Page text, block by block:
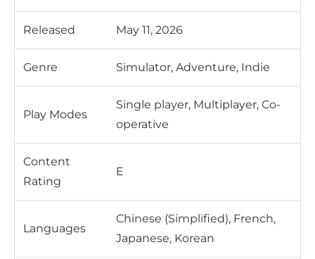
Released May 11, 2026
Genre Simulator, Adventure, Indie
Play Modes
Single player, Multiplayer, Co-
operative
Content
Rating
E
Languages
Chinese (Simplified), French,
Japanese, Korean